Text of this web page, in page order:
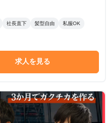
社長直下 髪型自由 私服OK
求人を見る